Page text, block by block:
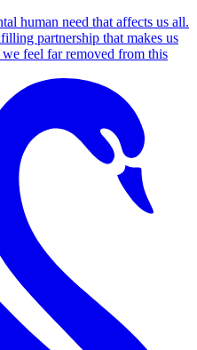
human need that affects us all.
partnership that makes us
feel far removed from this